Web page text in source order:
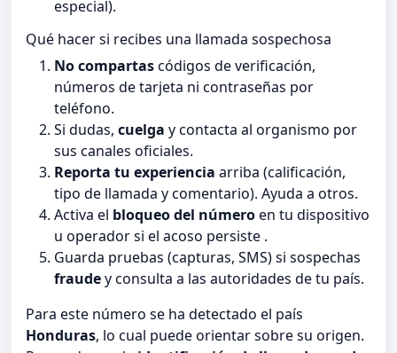
especial).
Qué hacer si recibes una llamada sospechosa
No compartascódigos de verificación,
números de tarjeta ni contraseñas por
teléfono.
Si dudas, cuelga y contacta al organismo por
sus canales oficiales.
Reporta tu experiencia arriba (calificación,
tipo de llamada y comentario). Ayuda a otros.
Activa el bloqueo del númeroen tu dispositivo
u operador si el acoso persiste .
Guarda pruebas (capturas, SMS) si sospechas
fraudey consulta a las autoridades de tu país.
Para este número se ha detectado el país
Honduras, lo cual puede orientar sobre su origen.